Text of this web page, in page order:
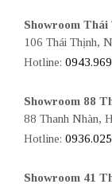
Showroom
106 Thái Thịnh,
Hotline:
Showroom 88
88 Thanh Nhàn,
Hotline:
Showroom 41